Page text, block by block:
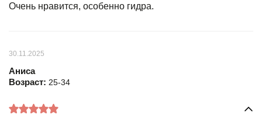
Очень нравится, особенно гидра.
30.11.2025
Аниса
Возраст: 25-34